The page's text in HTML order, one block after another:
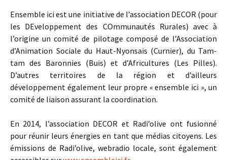
Ensemble ici est une initiative de l’association DECOR (pour
les DEveloppement des COmmunautés Rurales) avec à
l’origine un comité de pilotage composé de l’Association
d’Animation Sociale du Haut-Nyonsais (Curnier), du Tam-
tam des Baronnies (Buis) et d’Africultures (Les Pilles).
D’autres territoires de la région et d’ailleurs
développement également leur propre « ensemble ici », un
comité de liaison assurant la coordination.
En 2014, l’association DECOR et Radi’olive ont fusionné
pour réunir leurs énergies en tant que médias citoyens. Les
émissions de Radi’olive, webradio locale, sont également